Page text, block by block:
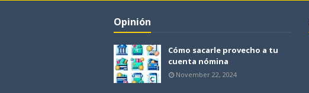
Opinión
Cómo sacarle provecho a tu
cuenta nómina
November 22, 2024